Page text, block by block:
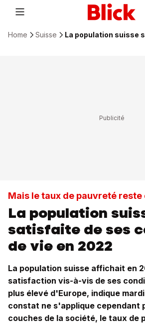
Home Suisse La population suisse
Mais le taux de pauvreté reste
La population
satisfaite de ses
de vie en 2022
La population suisse affichait en
satisfaction vis-à-vis de ses
plus élevé d'Europe, indique
constat ne s'applique cependant
couches de la société, le taux de